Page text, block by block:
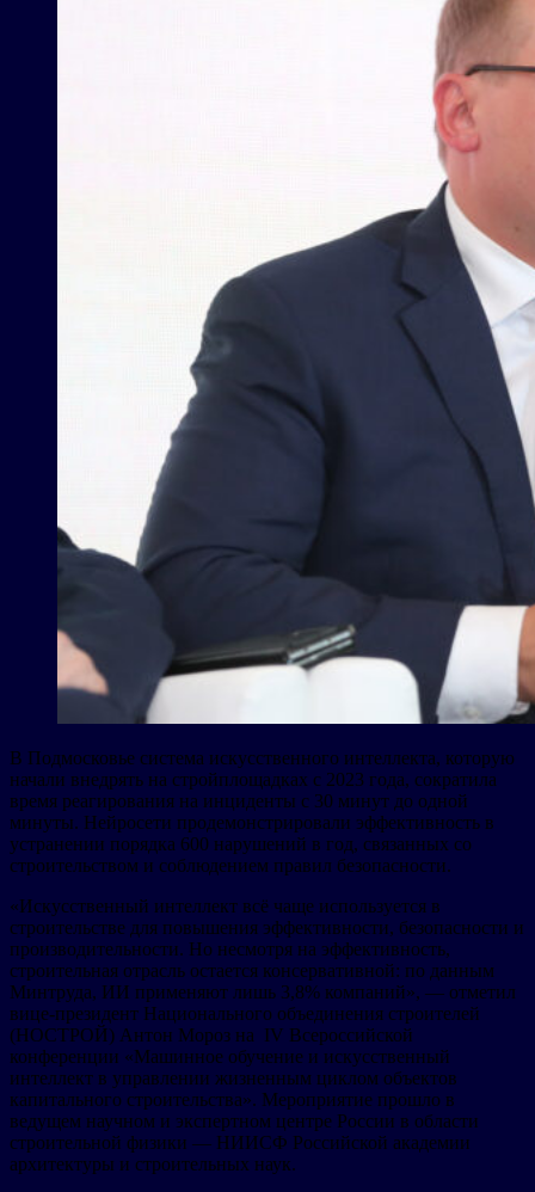
В Подмосковье система искусственного интеллекта, которую
начали внедрять на стройплощадках с 2023 года, сократила
время реагирования на инциденты с 30 минут до одной
минуты. Нейросети продемонстрировали эффективность в
устранении порядка 600 нарушений в год, связанных со
строительством и соблюдением правил безопасности.
«Искусственный интеллект всё чаще используется в
строительстве для повышения эффективности, безопасности и
производительности. Но несмотря на эффективность,
строительная отрасль остается консервативной: по данным
Минтруда, ИИ применяют лишь 3,8% компаний», — отметил
вице-президент Национального объединения строителей
(НОСТРОЙ) Антон Мороз на IV Всероссийской
конференции «Машинное обучение и искусственный
интеллект в управлении жизненным циклом объектов
капитального строительства». Мероприятие прошло в
ведущем научном и экспертном центре России в области
строительной физики — НИИСФ Российской академии
архитектуры и строительных наук.